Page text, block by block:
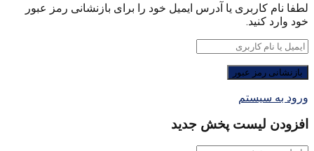
لطفا نام کاربری یا آدرس ایمیل خود را برای بازنشانی رمز عبور
خود وارد کنید.
ورود به سیستم
افزودن لیست پخش جدید